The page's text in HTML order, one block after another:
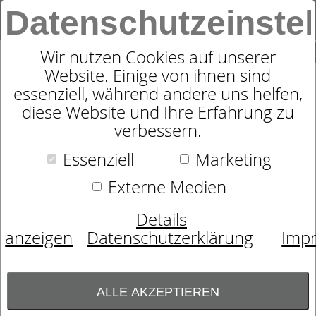
Wir nutzen Cookies auf unserer
Website. Einige von ihnen sind
essenziell, während andere uns helfen,
diese Website und Ihre Erfahrung zu
verbessern.
Essenziell
Marketing
Externe Medien
Details
anzeigen
Datenschutzerklärung
ALLE AKZEPTIEREN
SUCHE
0
HUBLIFT VISION M3 F CARE